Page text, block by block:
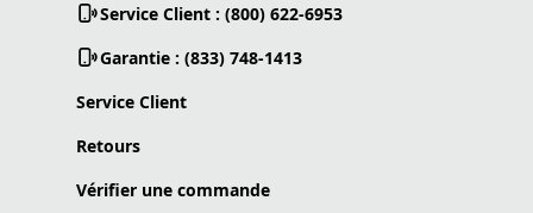
Service Client : (800) 622-6953
Garantie : (833) 748-1413
Service Client
Retours
Vérifier une commande